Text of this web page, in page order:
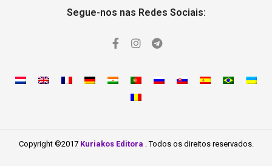
Segue-nos nas Redes Sociais:
Copyright ©2017 Kuriakos Editora . Todos os direitos reservados.